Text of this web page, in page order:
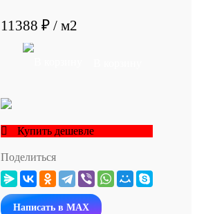
11388 ₽ / м2
Купить дешевле
Поделиться
Написать в MAX